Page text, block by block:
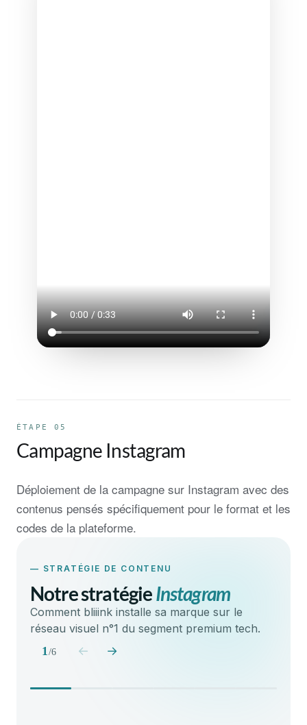
ÉTAPE 05
Campagne Instagram
Déploiement de la campagne sur Instagram avec des
contenus pensés spécifiquement pour le format et les
codes de la plateforme.
— STRATÉGIE DE CONTENU
Notre stratégieInstagram
Comment bliiink installe sa marque sur le
réseau visuel n°1 du segment premium tech.
1 /6 ← →